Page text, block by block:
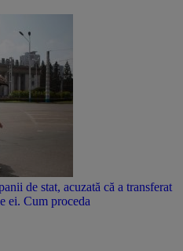
de stat, acuzată că a transferat
ei. Cum proceda